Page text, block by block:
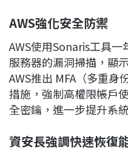
AWS強化安全防禦
AWS使用Sonaris工具
服務器的漏洞掃描，顯
AWS推出 MFA（多重
措施，強制高權限帳戶
全密鑰，進一步提升系
資安長強調快速恢復